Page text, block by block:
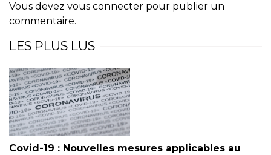
Vous devez vous connecter pour publier un
commentaire.
LES PLUS LUS
Covid-19 : Nouvelles mesures applicables au